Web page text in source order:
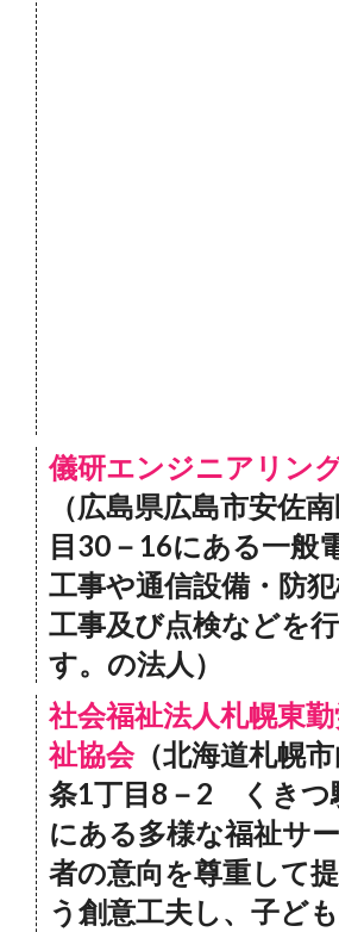
儀研エンジニアリン
（広島県広島市安佐
目30－16にある一般
工事や通信設備・防
工事及び点検などを
す。の法人）
社会福祉法人札幌東
祉協会（北海道札幌
条1丁目8－2 くきつ
にある多様な福祉サ
者の意向を尊重して
う創意工夫し、子ど